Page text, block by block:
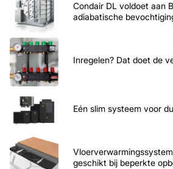
Condair DL voldoet aan
adiabatische
Inregelen? Dat doet de
Eén slim systeem voor
geschikt bij beperkte